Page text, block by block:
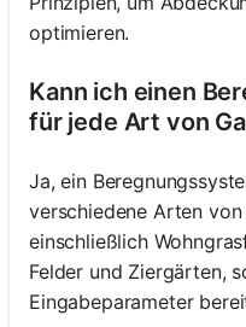
optimieren.
Kann ich einen
für jede Art von
Ja, ein
verschiedene Arten
einschließlich
Felder und Ziergärten,
Eingabeparameter